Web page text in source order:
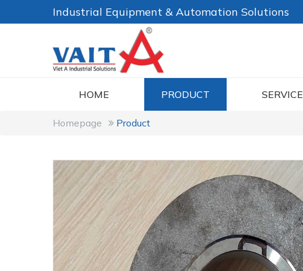
Industrial Equipment & Automation Solutions
HOME PRODUCT SERVICE
Homepage Product